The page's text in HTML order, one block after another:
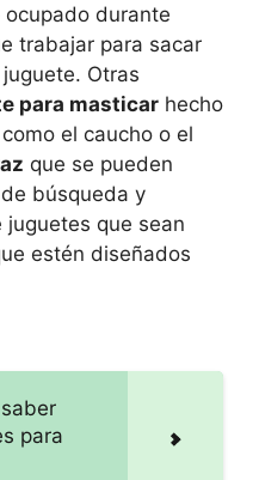
durante
trabajar para sacar
Otras
para masticar hecho
el caucho o el
que se pueden
búsqueda y
juguetes que sean
estén diseñados
para